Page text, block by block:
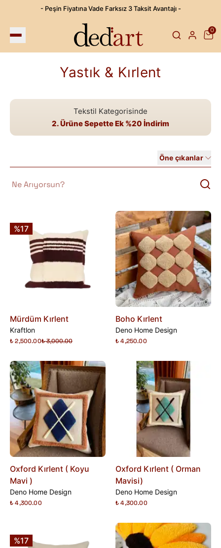
- Peşin Fiyatına Vade Farksız 3 Taksit Avantajı -
0
Yastık & Kırlent
Tekstil Kategorisinde
2. Ürüne Sepette Ek %20 İndirim
Öne çıkanlar
%17
Mürdüm Kırlent
Kraftlon
₺ 2,500.00₺ 3,000.00
Boho Kırlent
Deno Home Design
₺ 4,250.00
Oxford Kırlent ( Koyu
Mavi )
Deno Home Design
₺ 4,300.00
Oxford Kırlent ( Orman
Mavisi)
Deno Home Design
₺ 4,300.00
%17